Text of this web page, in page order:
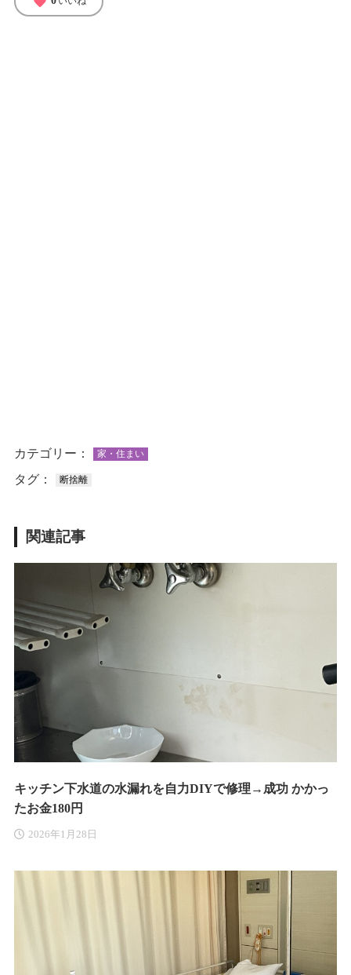
カテゴリー： 家・住まい
タグ： 断捨離
関連記事
キッチン下水道の水漏れを自力DIYで修理→成功 かかっ
たお金180円
2026年1月28日